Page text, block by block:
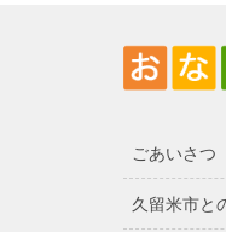
ごあいさつ
久留米市と